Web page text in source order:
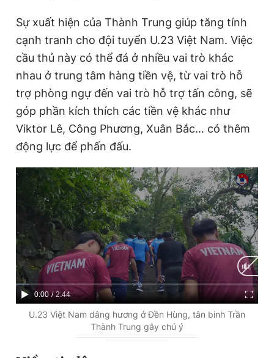
Sự xuất hiện của Thành Trung giúp tăng tính
cạnh tranh cho đội tuyển U.23 Việt Nam. Việc
cầu thủ này có thể đá ở nhiều vai trò khác
nhau ở trung tâm hàng tiền vệ, từ vai trò hỗ
trợ phòng ngự đến vai trò hỗ trợ tấn công, sẽ
góp phần kích thích các tiền vệ khác như
Viktor Lê, Công Phương, Xuân Bắc… có thêm
động lực để phấn đấu.
C
u
0:00 / D
u
2:44
U.23 Việt Nam dâng hương ở Đền Hùng, tân binh Trần
Thành Trung gây chú ý